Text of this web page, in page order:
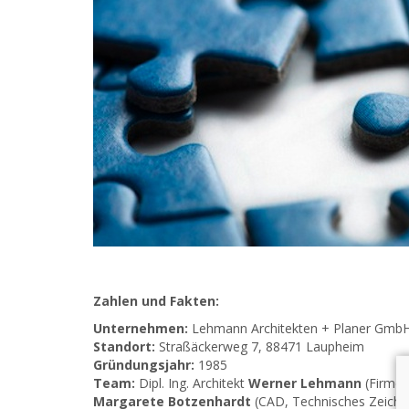
Zahlen und Fakten:
Unternehmen: Lehmann Architekten + Planer
Standort: Straßäckerweg 7, 88471 Laupheim
Gründungsjahr: 1985
Team: Dipl. Ing. Architekt Werner Lehmann
Margarete Botzenhardt (CAD, Technisches